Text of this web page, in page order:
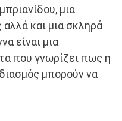
μια
και μια σκληρά
είναι μια
που γνωρίζει πως η
μπορούν να